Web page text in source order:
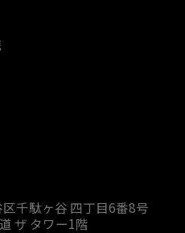
区千駄ヶ谷 四丁目6番8号
ザ タワー1階